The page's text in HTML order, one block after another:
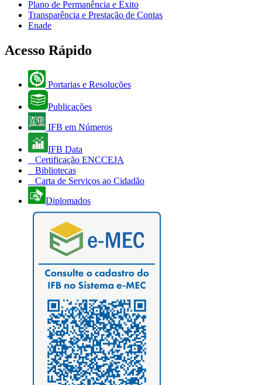
Plano de Permanência e Êxito
Transparência e Prestação de Contas
Enade
Acesso Rápido
Portarias e Resoluções
Publicações
IFB em Números
IFB Data
Certificação ENCCEJA
Bibliotecas
Carta de Serviços ao Cidadão
Diplomados